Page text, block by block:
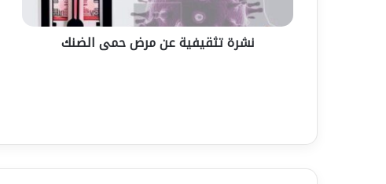
نشرة تثقيفية عن مرض حمى الضنك